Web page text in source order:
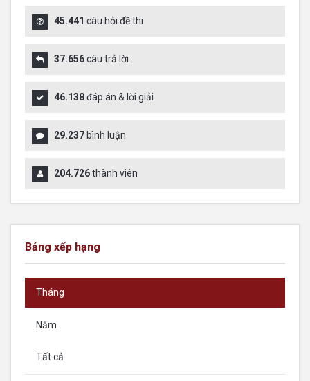
45.441 câu hỏi đề thi
37.656câu trả lời
46.138đáp án & lời giải
29.237 bình luận
204.726thành viên
Bảng xếp hạng
Tháng
Năm
Tất cả